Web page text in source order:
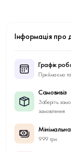
Інформація про
Графік
Приймаємо
Самовивіз
Заберіть
замовлення
999 грн.